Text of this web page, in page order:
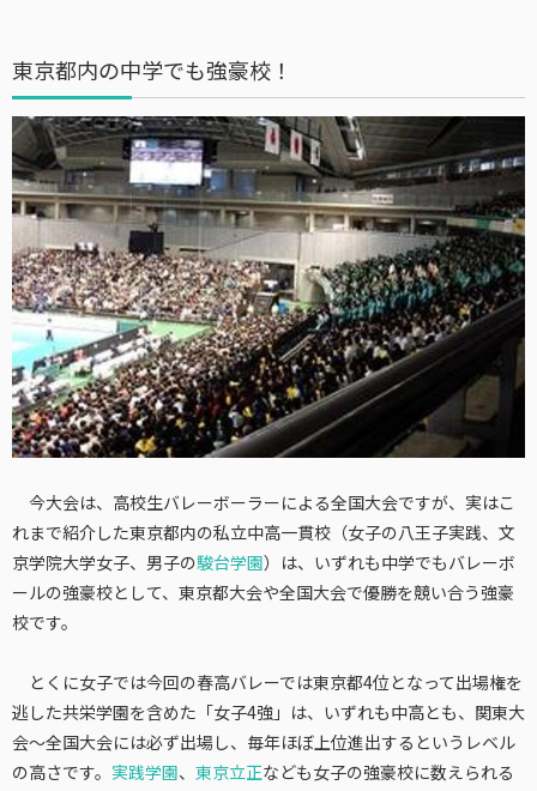
東京都内の中学でも強豪校！
今大会は、高校生バレーボーラーによる全国大会ですが、実はこ
れまで紹介した東京都内の私立中高一貫校（女子の八王子実践、 文
京学院大学女子、男子の駿台学園）は、いずれも中学でもバレーボ
ールの強豪校として、 東京都大会や全国大会で優勝を競い合う強豪
校です。
とくに女子では今回の春高バレーでは東京都4位となって出場権を
逃した共栄学園を含めた「女子4強」は、いずれも中高とも、関東大
会～全国大会には必ず出場し、毎年ほぼ上位進出するというレベル
の高さです。 実践学園、 東京立正なども女子の強豪校に数えられる